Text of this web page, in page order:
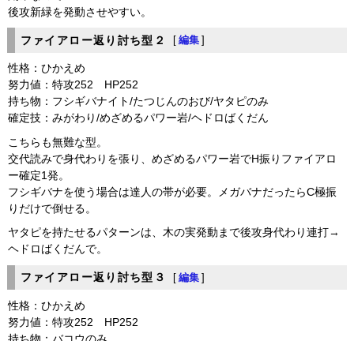
後攻新緑を発動させやすい。
ファイアロー返り討ち型２ [ 編集 ]
性格：ひかえめ
努力値：特攻252 HP252
持ち物：フシギバナイト/たつじんのおび/ヤタピのみ
確定技：みがわり/めざめるパワー岩/ヘドロばくだん
こちらも無難な型。
交代読みで身代わりを張り、めざめるパワー岩でH振りファイアロ
ー確定1発。
フシギバナを使う場合は達人の帯が必要。メガバナだったらC極振
りだけで倒せる。
ヤタピを持たせるパターンは、木の実発動まで後攻身代わり連打→
ヘドロばくだんで。
ファイアロー返り討ち型３ [ 編集 ]
性格：ひかえめ
努力値：特攻252 HP252